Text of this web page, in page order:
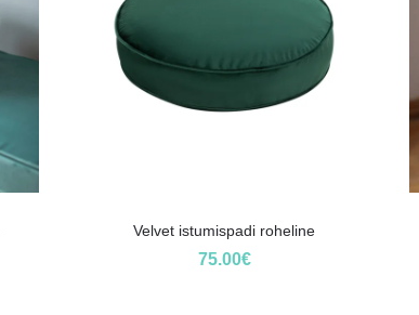
Velvet istumispadi roheline
75.00€